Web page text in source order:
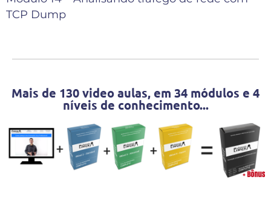
TCP Dump
Mais de 130 video aulas, em 34 módulos e 4
níveis de conhecimento...